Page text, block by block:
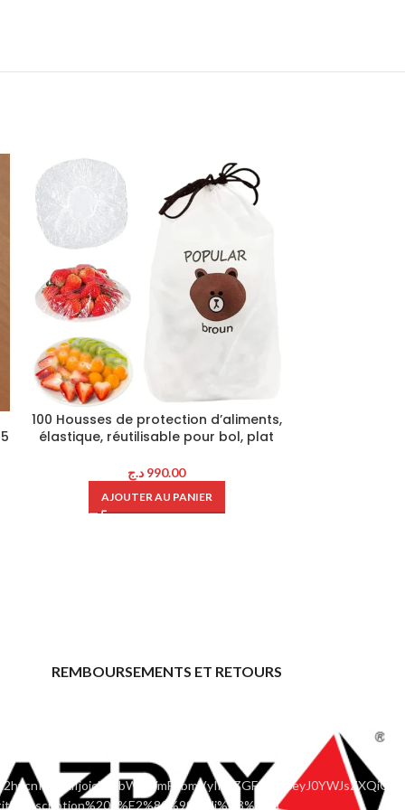
100 Housses de protection d’aliments,
élastique, réutilisable pour bol, plat
990.00 د.ج
AJOUTER AU PANIER
REMBOURSEMENTS ET RETOURS
hide_countdown_on_finish="no"